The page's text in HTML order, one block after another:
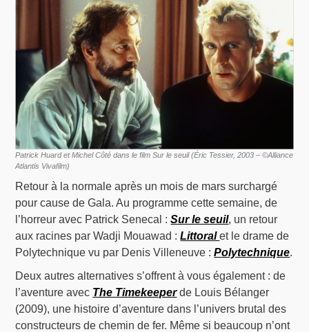
Patrick Huard et Michel Côté dans le film Sur le seuil (Éric Tessier, 2003 – ©Alliance
Atlantis Vivafilm)
Retour à la normale après un mois de mars surchargé
pour cause de Gala. Au programme cette semaine, de
l’horreur avec Patrick Senecal :Sur le seuil, un retour
aux racines par Wadji Mouawad :Littoralet le drame de
Polytechnique vu par Denis Villeneuve :Polytechnique.
Deux autres alternatives s’offrent à vous également : de
l’aventure avec The Timekeeperde Louis Bélanger
(2009), une histoire d’aventure dans l’univers brutal des
constructeurs de chemin de fer. Même si beaucoup n’ont